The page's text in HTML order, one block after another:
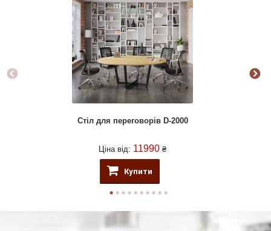
Стіл для переговорів D-2000
Ціна від: 11990 ₴
Купити